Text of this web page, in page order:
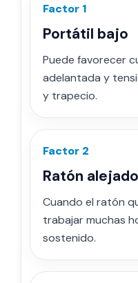
Factor 1
Portátil bajo
Puede favorecer
adelantada y
y trapecio.
Factor 2
Ratón alejado
Cuando el ratón
trabajar muchas
sostenido.